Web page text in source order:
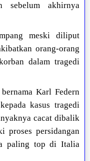
sebelum akhirnya
meski diliput
orang-orang
dalam tragedi
Karl Federn
kasus tragedi
cacat dibalik
proses persidangan
paling top di Italia